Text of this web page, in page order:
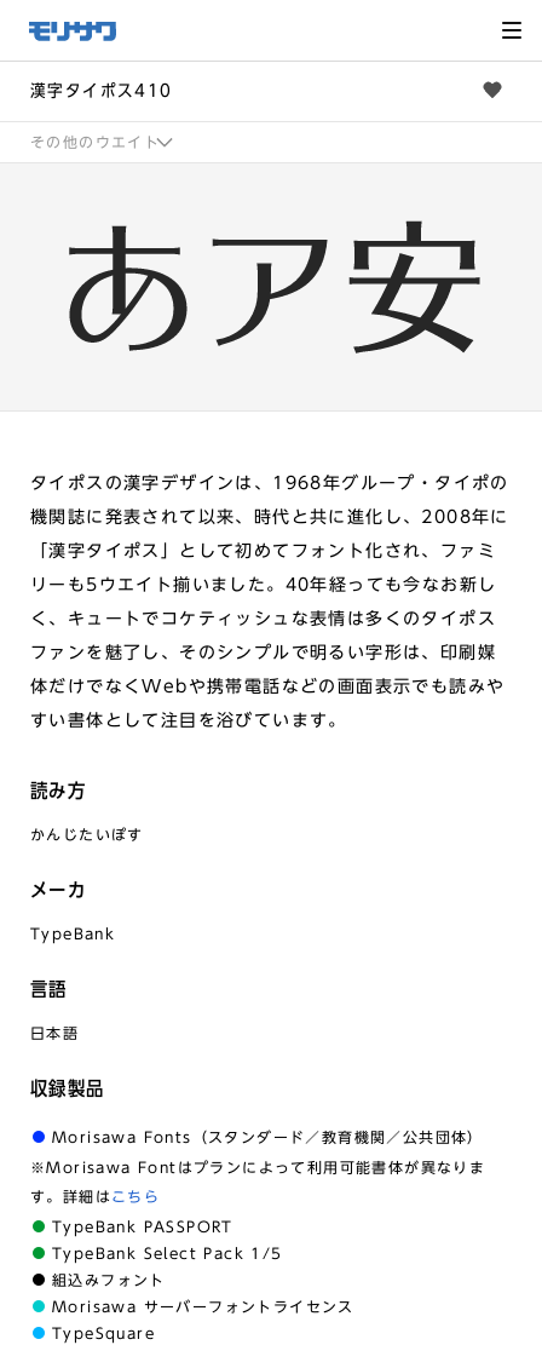
メ
ニュー
飛ばし
へ移動
漢字タイポス410
その他のウエイト
タイポスの漢字デザインは、1968年グループ・タイポの
機関誌に発表されて以来、時代と共に進化し、2008年に
「漢字タイポス」として初めてフォント化され、ファミ
リーも5ウエイト揃いました。40年経っても今なお新し
く、キュートでコケティッシュな表情は多くのタイポス
ファンを魅了し、そのシンプルで明るい字形は、印刷媒
体だけでなくWebや携帯電話などの画面表示でも読みや
すい書体として注目を浴びています。
読み方
かんじたいぽす
メーカ
TypeBank
言語
日本語
収録製品
Morisawa Fonts（スタンダード／教育機関／公共団体）
※Morisawa Fontはプランによって利用可能書体が異なりま
す。詳細は こちら
TypeBank PASSPORT
TypeBank Select Pack 1/5
組込みフォント
Morisawa サーバーフォントライセンス
TypeSquare